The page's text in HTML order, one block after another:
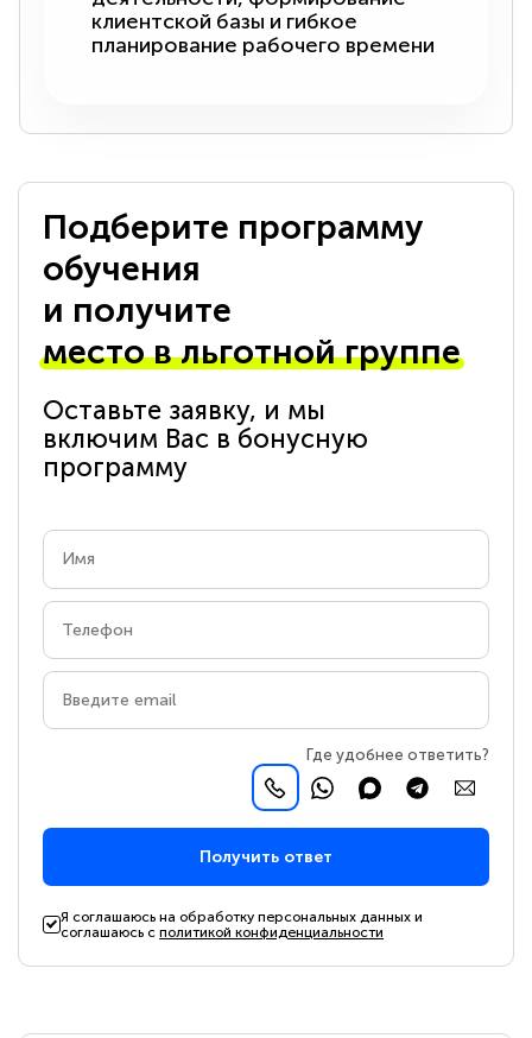
клиентской базы и гибкое
планирование рабочего времени
Подберите программу
обучения
и получите
место в льготной группе
Оставьте заявку, и мы
включим Вас в бонусную
программу
Где удобнее ответить?
Получить ответ
Я соглашаюсь на обработку персональных данных и
соглашаюсь сполитикой конфиденциальности